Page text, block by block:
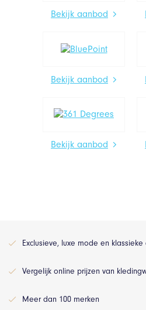
Bekijk aanbod
Bekijk aanbod
Bekijk aanbod
Exclusieve, luxe mode en
Vergelijk online prijzen van
Meer dan 100 merken